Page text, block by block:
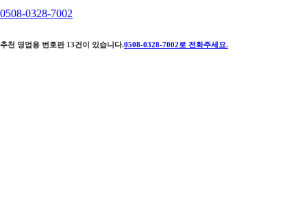
0508-0328-7002
추천 영업용 번호판 13건이 있습니다.0508-0328-7002 로 전화주세요.